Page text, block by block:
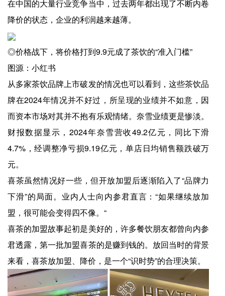
在中国的大量行业竞争当中，过去两年都出现了不断内卷
降价的状态，企业的利润越来越薄。
◎价格战下，将价格打到9.9元成了茶饮的“准入门槛”
图源：小红书
从多家茶饮品牌上市破发的情况也可以看到，这些茶饮品
牌在2024年情况并不好过，所呈现的业绩并不如意，因
而资本市场对其并不抱有乐观情绪。奈雪业绩更是惨淡。
财报数据显示，2024年奈雪营收49.2亿元，同比下滑
4.7%，经调整净亏损9.19亿元，单店日均销售额跌破万
元。
喜茶虽然情况好一些，但开放加盟后逐渐陷入了“品牌力
下滑”的局面。业内人士向内参君直言：“如果继续放加
盟，很可能会变得四不像。“
喜茶的加盟故事起初是美好的，许多餐饮朋友都曾向内参
君透露，第一批加盟喜茶的是赚到钱的。放回当时的背景
来看，喜茶放加盟、降价，是一个“识时势”的合理决策。